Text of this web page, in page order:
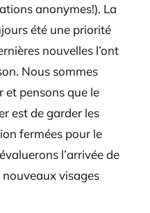
anonymes!). La
été une priorité
nouvelles l’ont
Nous sommes
et pensons que le
est de garder les
fermées pour le
l’arrivée de
nouveaux visages